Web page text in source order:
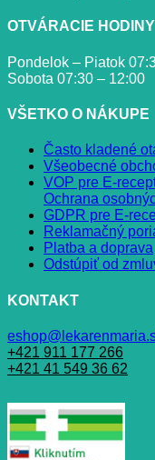
OTVÁRACIE HODINY
Pondelok – Piatok
Sobota 07:30 – 12:00
VŠETKO O NÁKUPE
Často kladené
Všeobecné
VOP pre E-
Ochrana
GDPR pre E-
Reklamačný
Platba a doprava
Odstúpiť od
KONTAKT
+421 911 177 266
+421 41 549 36 62